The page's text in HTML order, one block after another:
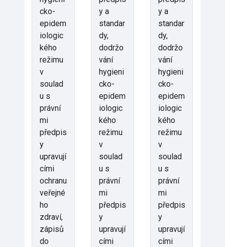
cko-
epidem
iologic
kého
režimu
v
soulad
u s
právní
mi
předpis
y
upravují
cími
ochranu
veřejné
ho
zdraví,
zápisů
do
y a
standar
dy,
dodržo
vání
hygieni
cko-
epidem
iologic
kého
režimu
v
soulad
u s
právní
mi
předpis
y
upravují
cími
y a
standar
dy,
dodržo
vání
hygieni
cko-
epidem
iologic
kého
režimu
v
soulad
u s
právní
mi
předpis
y
upravují
cími